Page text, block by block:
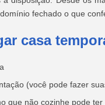
fechado o que
casa
(você pode fazer
que não cozinhe pode